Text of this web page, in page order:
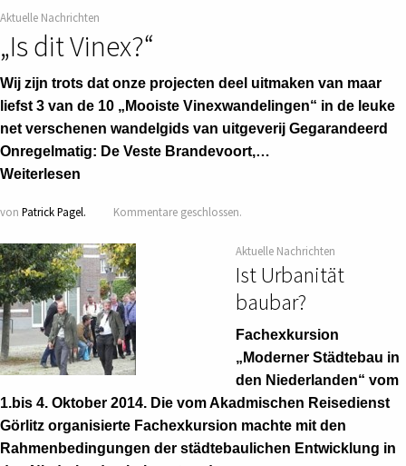
Aktuelle Nachrichten
„Is dit Vinex?“
Wij zijn trots dat onze projecten deel uitmaken van maar
liefst 3 van de 10 „Mooiste Vinexwandelingen“ in de leuke
net verschenen wandelgids van uitgeverij Gegarandeerd
Onregelmatig: De Veste Brandevoort,…
Weiterlesen
von Patrick Pagel. Kommentare geschlossen.
Aktuelle Nachrichten
Ist Urbanität
baubar?
Fachexkursion
„Moderner Städtebau in
den Niederlanden“ vom
1.bis 4. Oktober 2014. Die vom Akadmischen Reisedienst
Görlitz organisierte Fachexkursion machte mit den
Rahmenbedingungen der städtebaulichen Entwicklung in